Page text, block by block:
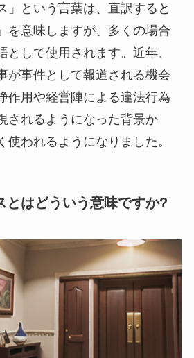
」という言葉は、直訳すると
を意味しますが、多くの場合
として使用されます。近年、
が事件として報道される機会
作用や経営陣による違法行為
されるようになった背景か
使われるようになりました。
とはどういう意味ですか?